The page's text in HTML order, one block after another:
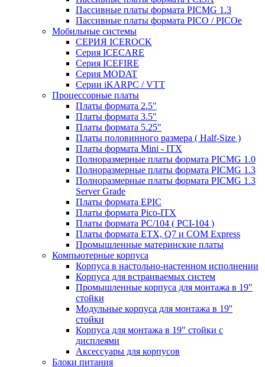
Пассивные платы формата PICMG 1.3
Пассивные платы формата PICO / PICOe
Мобильные системы
СЕРИЯ ICEROCK
Серия ICECARE
Серия ICEFIRE
Серия MODAT
Серии iKARPC / VTT
Процессорные платы
Платы формата 2.5"
Платы формата 3.5"
Платы формата 5.25"
Платы половинного размера ( Half-Size )
Платы формата Mini - ITX
Полноразмерные платы формата PICMG 1.0
Полноразмерные платы формата PICMG 1.3
Полноразмерные платы формата PICMG 1.3
Server Grade
Платы формата EPIC
Платы формата Pico-ITX
Платы формата PC/104 ( PCI-104 )
Платы формата ETX, Q7 и COM Express
Промышленные материнские платы
Компьютерные корпуса
Корпуса в настольно-настенном исполнении
Корпуса для встраиваемых систем
Промышленные корпуса для монтажа в 19"
стойки
Модульные корпуса для монтажа в 19''
стойки
Корпуса для монтажа в 19" стойки с
дисплеями
Аксессуары для корпусов
Блоки питания